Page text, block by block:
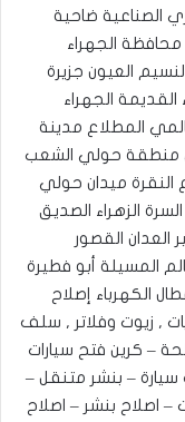
الصناعية ضاحية
محافظة الجهراء
العيون جزيرة
القديمة الجهراء
المطلاع مدينة
منطقة حولي الشعب
النقرة ميدان حولي
الزهراء الصديق
العدان القصور
المسيلة أبو فطيرة
الكهرباء إصلاح
, زيوت وفلاتر , سلف
– كرين فتح سيارات
– بنشر متنقل –
– اصلاح بنشر – اصلاح